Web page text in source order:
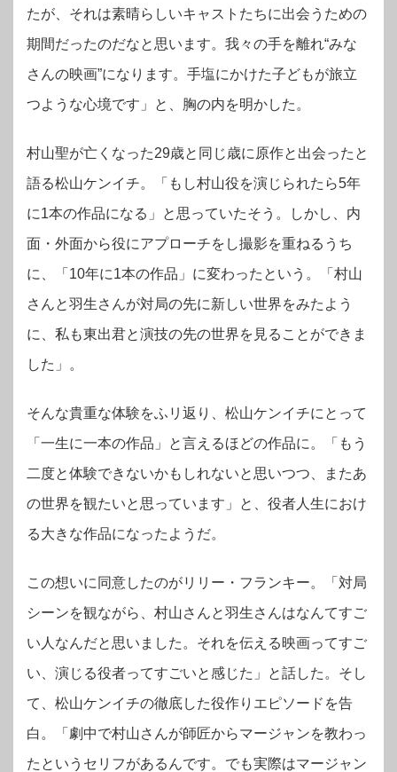
たが、それは素晴らしいキャストたちに出会うための
期間だったのだなと思います。我々の手を離れ“みな
さんの映画”になります。手塩にかけた子どもが旅立
つような心境です」と、胸の内を明かした。
村山聖が亡くなった29歳と同じ歳に原作と出会ったと
語る松山ケンイチ。「もし村山役を演じられたら5年
に1本の作品になる」と思っていたそう。しかし、内
面・外面から役にアプローチをし撮影を重ねるうち
に、「10年に1本の作品」に変わったという。「村山
さんと羽生さんが対局の先に新しい世界をみたよう
に、私も東出君と演技の先の世界を見ることができま
した」。
そんな貴重な体験をふリ返り、松山ケンイチにとって
「一生に一本の作品」と言えるほどの作品に。「もう
二度と体験できないかもしれないと思いつつ、またあ
の世界を観たいと思っています」と、役者人生におけ
る大きな作品になったようだ。
この想いに同意したのがリリー・フランキー。「対局
シーンを観ながら、村山さんと羽生さんはなんてすご
い人なんだと思いました。それを伝える映画ってすご
い、演じる役者ってすごいと感じた」と話した。そし
て、松山ケンイチの徹底した役作りエピソードを告
白。「劇中で村山さんが師匠からマージャンを教わっ
たというセリフがあるんです。でも実際はマージャン